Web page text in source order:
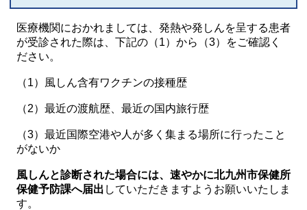
医療機関におかれましては、発熱や発しんを呈する患者
が受診された際は、下記の（1）から（3）をご確認く
ださい。
（1）風しん含有ワクチンの接種歴
（2）最近の渡航歴、最近の国内旅行歴
（3）最近国際空港や人が多く集まる場所に行ったこと
がないか
風しんと診断された場合には、速やかに北九州市保健所
保健予防課へ届出 していただきますようお願いいたしま
す。